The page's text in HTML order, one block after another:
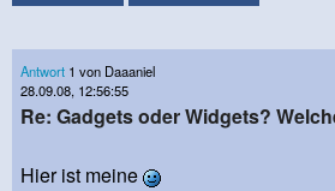
Antwort 1 von Daaaniel
28.09.08, 12:56:55
Re: Gadgets oder Widgets?
Hier ist meine